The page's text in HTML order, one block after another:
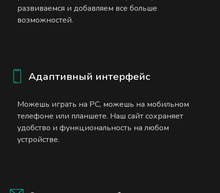
развиваемся и добавляем все больше
возможностей.
Адаптивный интерфейс
Можешь играть на PC, можешь на мобильном
телефоне или планшете. Наш сайт сохраняет
удобство и функциональность на любом
устройстве.